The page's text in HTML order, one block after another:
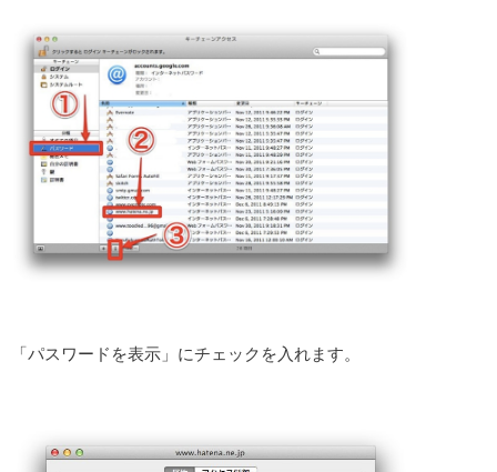
「パスワードを表示」にチェックを入れます。